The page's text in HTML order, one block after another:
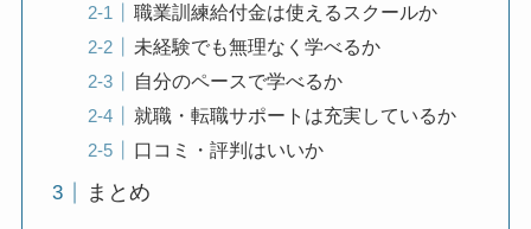
職業訓練給付金は使えるスクールか
未経験でも無理なく学べるか
自分のペースで学べるか
就職・転職サポートは充実しているか
口コミ・評判はいいか
まとめ